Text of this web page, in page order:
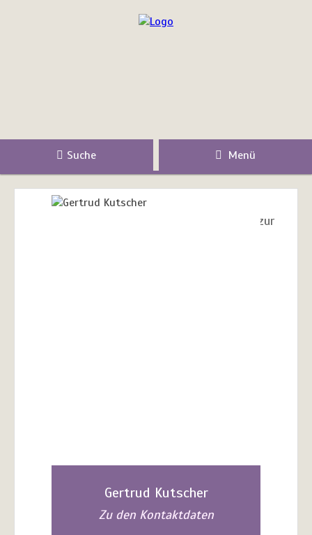
Suche Menü
Gertrud Kutscher
Zu den Kontaktdaten
zur